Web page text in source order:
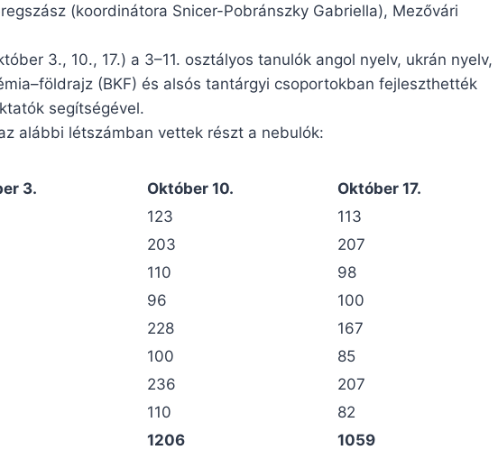
(koordinátora Snicer-Pobránszky Gabriella), Mezővári
3., 10., 17.) a 3–11. osztályos tanulók angol nyelv, ukrán nyelv,
(BKF) és alsós tantárgyi csoportokban fejleszthették
segítségével.
alábbi létszámban vettek részt a nebulók:
3. Október 10.
Október 17.
123
113
203
207
110
98
96
100
228
167
100
85
236
207
110
82
1206 1059